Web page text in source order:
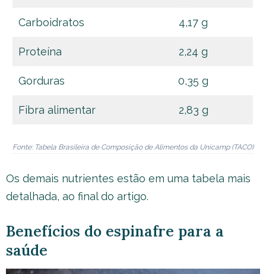
Carboidratos 4,17 g
Proteína 2,24 g
Gorduras 0,35 g
Fibra alimentar 2,83 g
Fonte: Tabela Brasileira de Composição de Alimentos da Unicamp (TACO)
Os demais nutrientes estão em uma tabela mais
detalhada, ao final do artigo.
Benefícios do espinafre para a
saúde